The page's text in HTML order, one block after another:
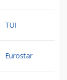
TUI
Eurostar